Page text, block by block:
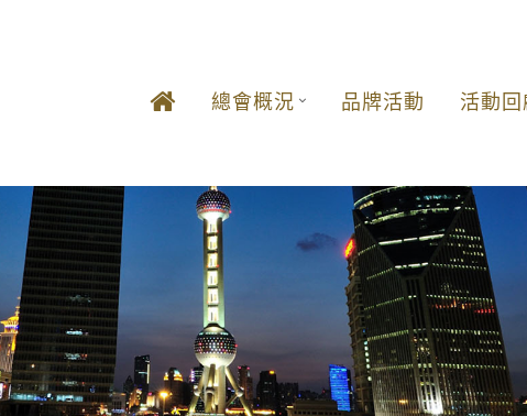
總會概況 品牌活動 活動回